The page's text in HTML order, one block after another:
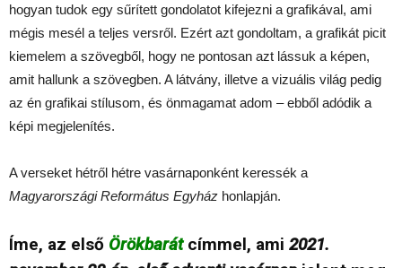
hogyan tudok egy sűrített gondolatot kifejezni a grafikával, ami
mégis mesél a teljes versről. Ezért azt gondoltam, a grafikát picit
kiemelem a szövegből, hogy ne pontosan azt lássuk a képen,
amit hallunk a szövegben. A látvány, illetve a vizuális világ pedig
az én grafikai stílusom, és önmagamat adom – ebből adódik a
képi megjelenítés.
A verseket hétről hétre vasárnaponként keressék a
Magyarországi Református Egyház honlapján.
Íme, az első Örökbarátcímmel, ami 2021.